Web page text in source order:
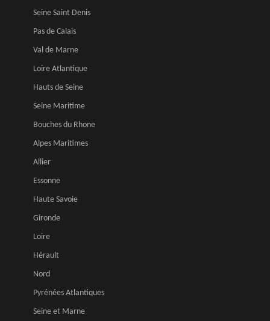
Seine Saint Denis
Pas de Calais
Val de Marne
Loire Atlantique
Hauts de Seine
Seine Maritime
Bouches du Rhone
Alpes Maritimes
Allier
Essonne
Haute Savoie
Gironde
Loire
Hérault
Nord
Pyrénées Atlantiques
Seine et Marne